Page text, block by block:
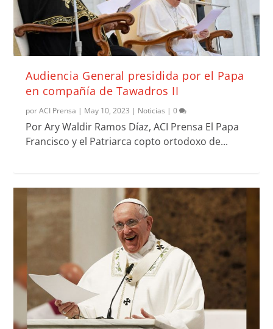
Audiencia General presidida por el Papa
en compañía de Tawadros II
porACI Prensa | May 10, 2023 | Noticias |0
Por Ary Waldir Ramos Díaz, ACI Prensa El Papa
Francisco y el Patriarca copto ortodoxo de...